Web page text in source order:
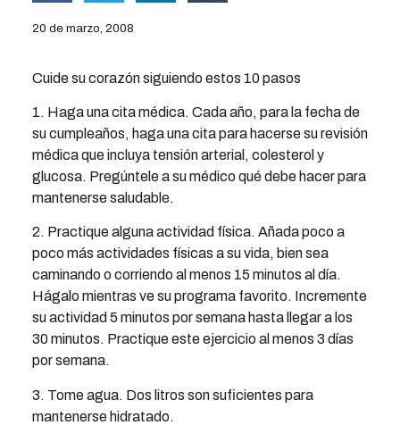
20 de marzo, 2008
Cuide su corazón siguiendo estos 10 pasos
1. Haga una cita médica. Cada año, para la fecha de
su cumpleaños, haga una cita para hacerse su revisión
médica que incluya tensión arterial, colesterol y
glucosa. Pregúntele a su médico qué debe hacer para
mantenerse saludable.
2. Practique alguna actividad física. Añada poco a
poco más actividades físicas a su vida, bien sea
caminando o corriendo al menos 15 minutos al día.
Hágalo mientras ve su programa favorito. Incremente
su actividad 5 minutos por semana hasta llegar a los
30 minutos. Practique este ejercicio al menos 3 días
por semana.
3. Tome agua. Dos litros son suficientes para
mantenerse hidratado.